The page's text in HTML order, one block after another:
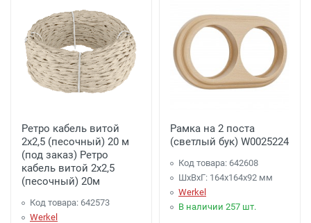
Ретро кабель витой
2х2,5 (песочный) 20 м
(под заказ) Ретро
кабель витой 2х2,5
(песочный) 20м
Код товара: 642573
Werkel
Рамка на 2 поста
(светлый бук) W0025224
Код товара: 642608
ШхВхГ: 164x164x92 мм
Werkel
В наличии 257 шт.